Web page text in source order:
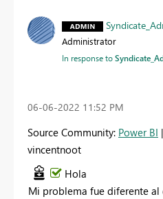
Administrator
In response to
‎06-06-2022 11:52 PM
Source Community: Power BI
vincentnoot
Hola
Mi problema fue diferente